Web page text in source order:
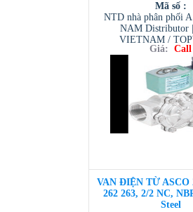
Mã số :
NTD nhà phân phối
NAM Distributor
VIETNAM /
VIETNAM /
/ TESCOM
Giá: Call
VAN ĐIỆN TỪ ASCO
262 263, 2/2 NC,
Steel